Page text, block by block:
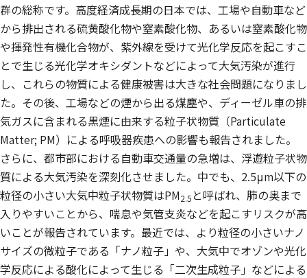
群の総称です。高度経済成長期の日本では、工場や自動車など
から排出される硫黄酸化物や窒素酸化物、あるいは窒素酸化物
や揮発性有機化合物が、紫外線を受けて光化学反応を起こすこ
とで生じる光化学オキシダントなどによって大気汚染が進行
し、これらの物質による健康被害は大きな社会問題になりまし
た。その後、工場などの煙から出る煤塵や、ディーゼル車の排
気ガスに含まれる黒煙に由来する粒子状物質（Particulate
Matter; PM）による呼吸器疾患への影響も報告されました。
さらに、都市部における自動車交通量の急増は、浮遊粒子状物
質による大気汚染を深刻化させました。中でも、2.5μm以下の
粒径の小さい大気中粒子状物質はPM2.5 と呼ばれ、肺の奥まで
入りやすいことから、喘息や気管支炎などを起こすリスクが高
いことが報告されています。最近では、より粒径の小さいナノ
サイズの微粒子である「ナノ粒子」や、大気中でオゾンや光化
学反応による酸化によって生じる「二次生成粒子」などによる